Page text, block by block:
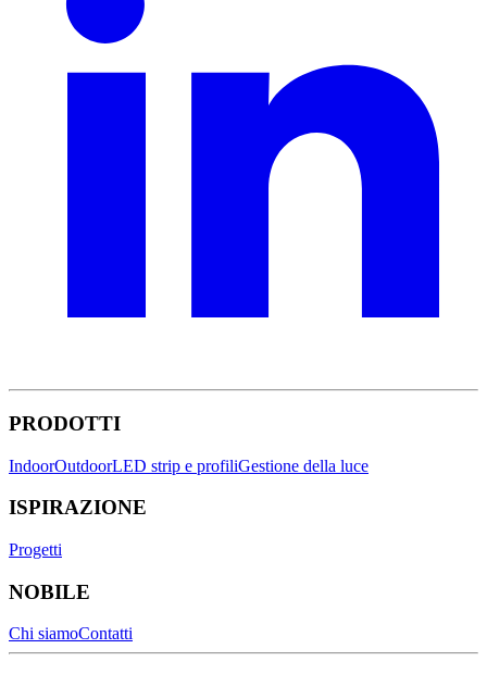
PRODOTTI
IndoorOutdoorLED strip e profiliGestione della luce
ISPIRAZIONE
Progetti
NOBILE
Chi siamoContatti